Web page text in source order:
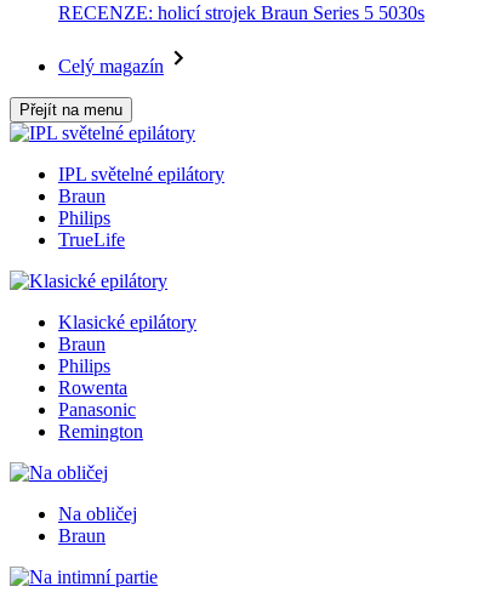
RECENZE: holicí strojek Braun Series 5 5030s
Celý magazín
Přejít na menu
IPL světelné epilátory
Braun
Philips
TrueLife
Klasické epilátory
Braun
Philips
Rowenta
Panasonic
Remington
Na obličej
Braun